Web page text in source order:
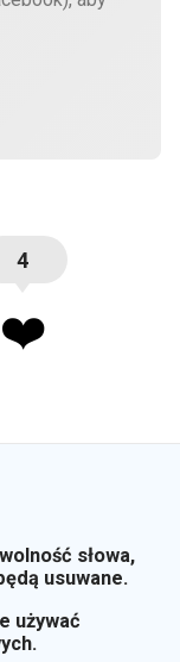
4
❤️
słowa,
usuwane.
używać